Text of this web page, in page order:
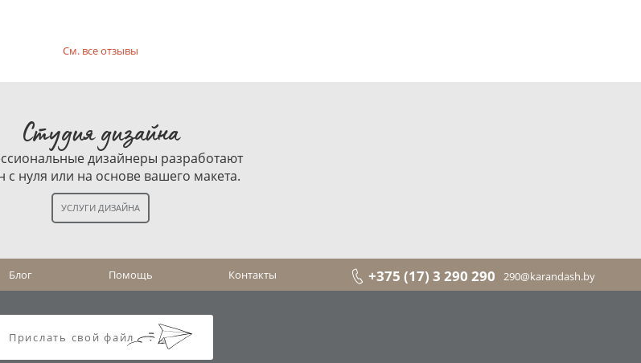
См. все отзывы
Студия дизайна
дизайнеры разработают
с нуля или на основе вашего макета.
Блог Помощь Контакты +375 (17) 3 290 290 290@karandash.by
Прислать свой файл